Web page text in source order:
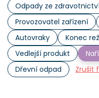
Odpady ze
Provozovatel zařízení
Autovraky
Konec
Vedlejší produkt
Dřevní odpad
Zrušit